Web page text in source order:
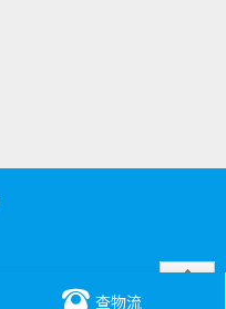
查物流